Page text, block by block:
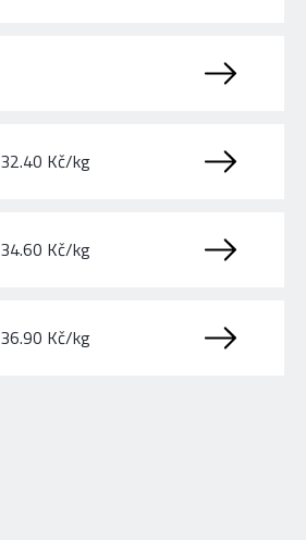
32.40 Kč/kg
34.60 Kč/kg
36.90 Kč/kg